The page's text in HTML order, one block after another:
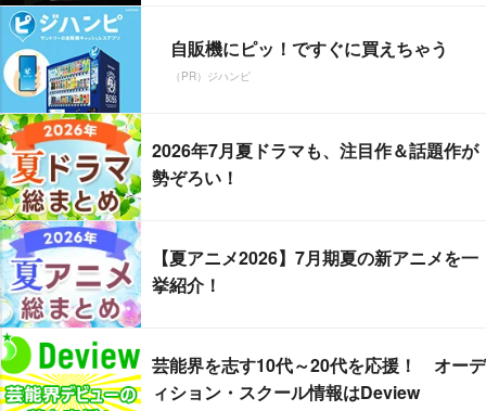
自販機にピッ！ですぐに買えちゃう
（PR）ジハンピ
2026年7月夏ドラマも、注目作＆話題作が
勢ぞろい！
【夏アニメ2026】7月期夏の新アニメを一
挙紹介！
芸能界を志す10代～20代を応援！ オーデ
ィション・スクール情報はDeview